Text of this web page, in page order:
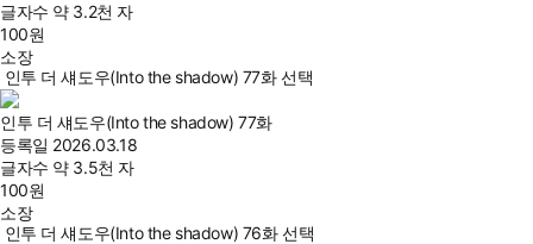
글자수 약 3.2천 자
100원
소장
인투 더 섀도우(Into the shadow) 77화 선택
인투 더 섀도우(Into the shadow) 77화
등록일 2026.03.18
글자수 약 3.5천 자
100원
소장
인투 더 섀도우(Into the shadow) 76화 선택